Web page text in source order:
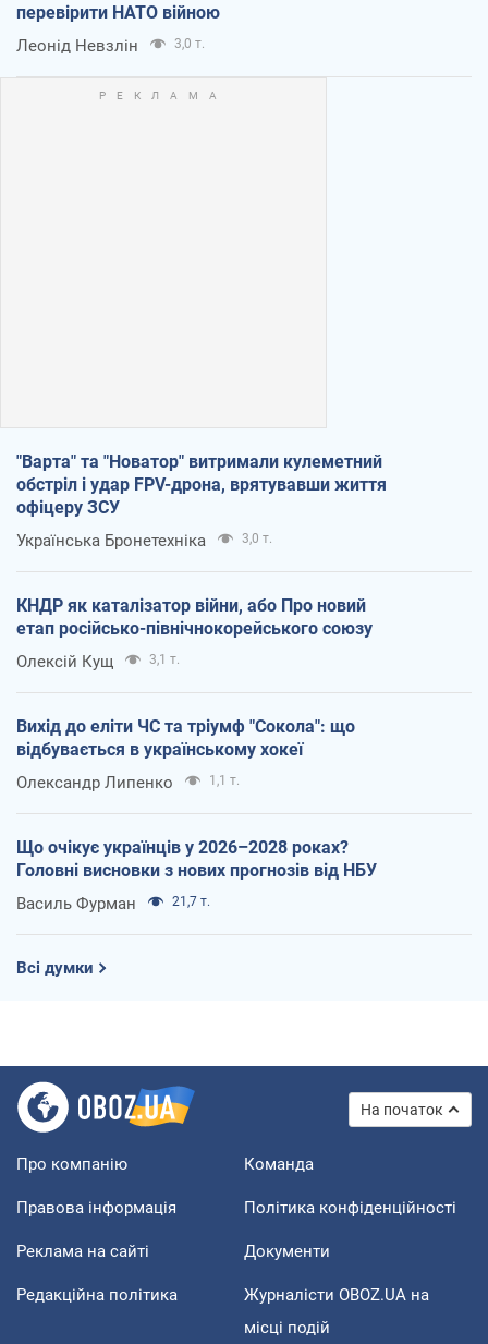
перевірити НАТО війною
Леонід Невзлін 3,0 т.
"Варта" та "Новатор" витримали кулеметний
обстріл і удар FPV-дрона, врятувавши життя
офіцеру ЗСУ
Українська Бронетехніка 3,0 т.
КНДР як каталізатор війни, або Про новий
етап російсько-північнокорейського союзу
Олексій Кущ 3,1 т.
Вихід до еліти ЧС та тріумф "Сокола": що
відбувається в українському хокеї
Олександр Липенко 1,1 т.
Що очікує українців у 2026–2028 роках?
Головні висновки з нових прогнозів від НБУ
Василь Фурман 21,7 т.
Всі думки
На початок
Про компанію Команда
Правова інформація Політика конфіденційності
Реклама на сайті Документи
Редакційна політика
Журналісти OBOZ.UA на
місці подій